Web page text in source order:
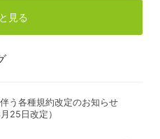
見る
う各種規約改定のお知らせ
25日改定）